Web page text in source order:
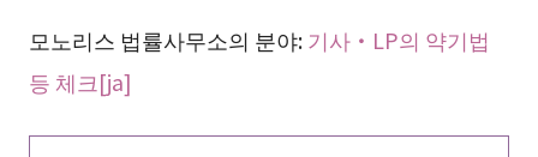
모노리스 법률사무소의 분야:기사・LP의 약기법
등 체크[ja]